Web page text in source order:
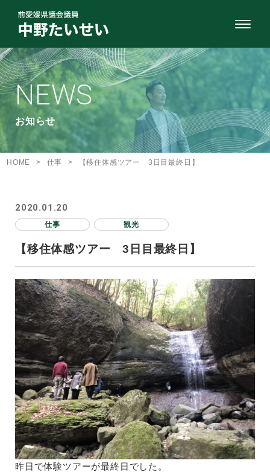
NEWS
お知らせ
HOME > 仕事 > 【移住体感ツアー 3日目最終日】
2020.01.20
仕事 観光
【移住体感ツアー 3日目最終日】
昨日で体験ツアーが最終日でした。